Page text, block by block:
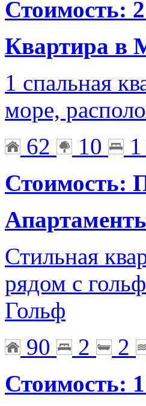
Стоимость:
Квартира в
1 спальная
море,
62
10 1
Стоимость:
Стильная
рядом с
Гольф
90
2 2
Стоимость: